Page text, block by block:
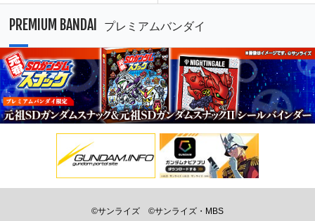
PREMIUM BANDAI プレミアムバンダイ
©サンライズ ©サンライズ・MBS